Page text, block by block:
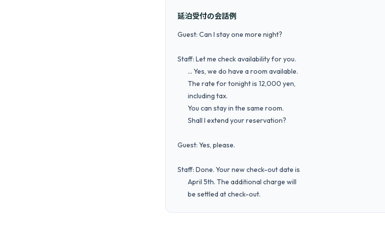
延泊受付の会話例
Guest: Can I stay one more night?
Staff: Let me check availability for you.
Guest: Yes, please.
Staff: Done. Your new check-out date is
       be settled at check-out.